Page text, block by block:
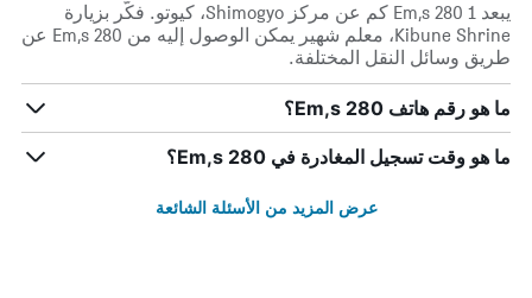
يبعد Em,s 280 1 كم عن مركز Shimogyo، كيوتو. فكّر بزيارة
Kibune Shrine، معلم شهير يمكن الوصول إليه من Em,s 280 عن
طريق وسائل النقل المختلفة.
ما هو رقم هاتف Em,s 280؟
ما هو وقت تسجيل المغادرة في Em,s 280؟
عرض المزيد من الأسئلة الشائعة